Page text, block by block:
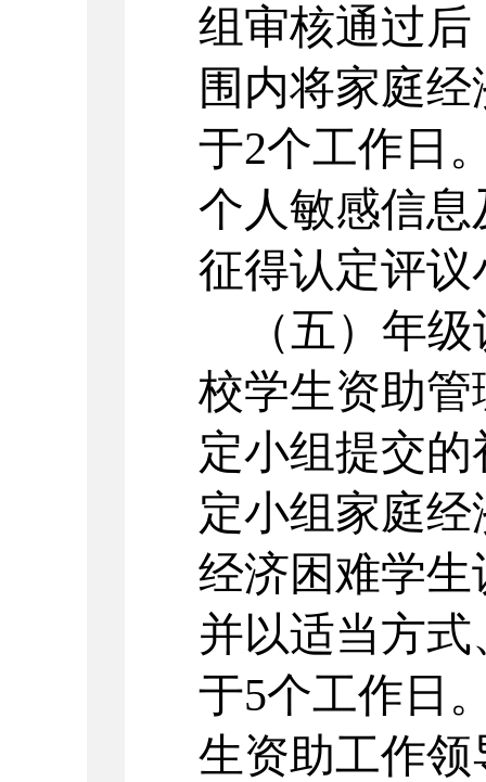
组审核通过
围内将家庭
于2个工作日
个人敏感信
征得认定评
（五）年
校学生资助
定小组提交
定小组家庭
经济困难学
并以适当方
于5个工作日
生资助工作